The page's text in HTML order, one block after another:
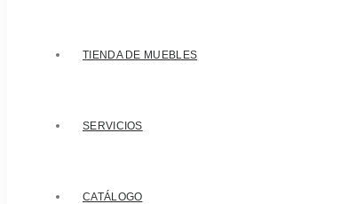
TIENDA DE MUEBLES
SERVICIOS
CATÁLOGO